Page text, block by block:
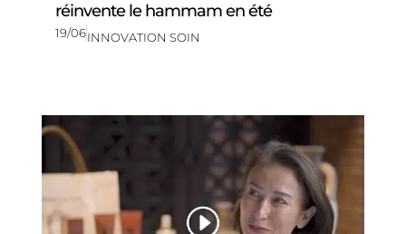
réinvente le hammam en été
19/06INNOVATION SOIN